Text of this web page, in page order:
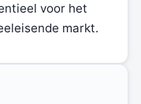
voor het
markt.